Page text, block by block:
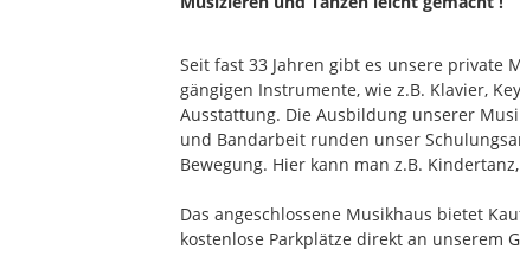
Seit fast 33 Jahren gibt es unsere
gängigen Instrumente, wie z.B. Klavier,
Ausstattung. Die Ausbildung unserer
und Bandarbeit runden unser
Bewegung. Hier kann man z.B.
Das angeschlossene Musikhaus bietet
kostenlose Parkplätze direkt an unserem